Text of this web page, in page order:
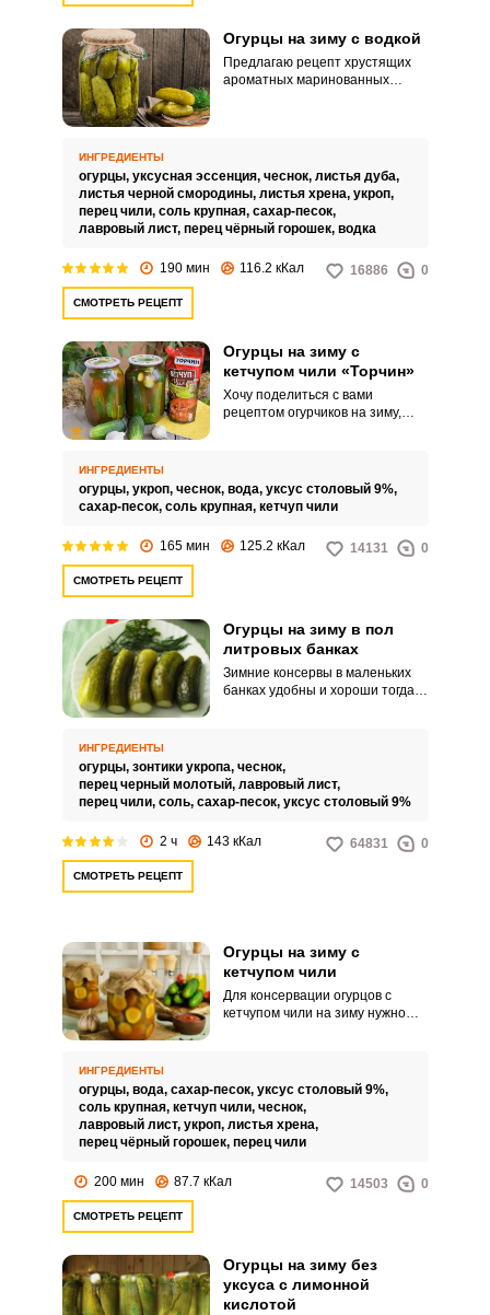
Огурцы на зиму с водкой
Предлагаю рецепт хрустящих
ароматных маринованных
ИНГРЕДИЕНТЫ
огурцы, уксусная эссенция, чеснок, листья дуба,
листья черной смородины, листья хрена, укроп,
перец чили, соль крупная, сахар-песок,
лавровый лист, перец чёрный горошек, водка
190 мин 116.2 кКал 16886 0
СМОТРЕТЬ РЕЦЕПТ
Огурцы на зиму с
кетчупом чили «Торчин»
Хочу поделиться с вами
рецептом огурчиков на зиму,
острыми и хрустящими.
ИНГРЕДИЕНТЫ
огурцы, укроп, чеснок, вода, уксус столовый 9%,
сахар-песок, соль крупная, кетчуп чили
165 мин 125.2 кКал 14131 0
СМОТРЕТЬ РЕЦЕПТ
Огурцы на зиму в пол
литровых банках
Зимние консервы в маленьких
банках удобны и хороши тогда,
литра, и сами будут маленькими,
что сделает их ещё более
хрустящими.
ИНГРЕДИЕНТЫ
огурцы, зонтики укропа, чеснок,
перец черный молотый, лавровый лист,
перец чили, соль, сахар-песок, уксус столовый 9%
2 ч 143 кКал 64831 0
СМОТРЕТЬ РЕЦЕПТ
Огурцы на зиму с
кетчупом чили
Для консервации огурцов с
кетчупом чили на зиму нужно
обязательно понравится
любителям различных
сочетаний вкусов.
ИНГРЕДИЕНТЫ
огурцы, вода, сахар-песок, уксус столовый 9%,
соль крупная, кетчуп чили, чеснок,
лавровый лист, укроп, листья хрена,
перец чёрный горошек, перец чили
200 мин 87.7 кКал 14503 0
СМОТРЕТЬ РЕЦЕПТ
Огурцы на зиму без
уксуса с лимонной
кислотой